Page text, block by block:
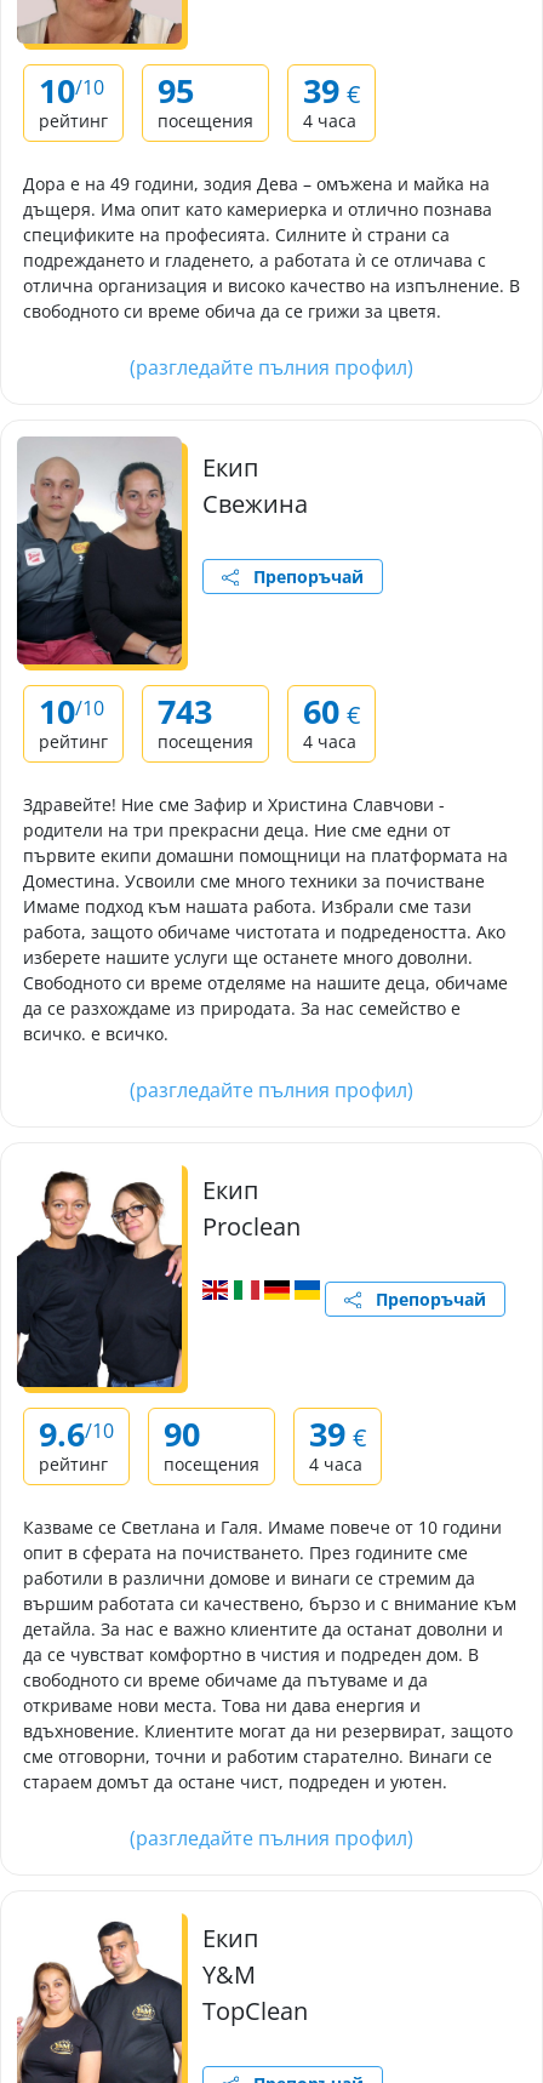
10/10
рейтинг
95
посещения
39 €
4 часа
Дора е на 49 години, зодия Дева – омъжена и майка на
дъщеря. Има опит като камериерка и отлично познава
спецификите на професията. Силните ѝ страни са
подреждането и гладенето, а работата ѝ се отличава с
отлична организация и високо качество на изпълнение. В
свободното си време обича да се грижи за цветя.
(разгледайте пълния профил)
Екип
Свежина
Препоръчай
10/10
рейтинг
743
посещения
60 €
4 часа
Здравейте! Ние сме Зафир и Христина Славчови -
родители на три прекрасни деца. Ние сме едни от
първите екипи домашни помощници на платформата на
Доместина. Усвоили сме много техники за почистване
Имаме подход към нашата работа. Избрали сме тази
работа, защото обичаме чистотата и подредеността. Ако
изберете нашите услуги ще останете много доволни.
Свободното си време отделяме на нашите деца, обичаме
да се разхождаме из природата. За нас семейство е
всичко. е всичко.
(разгледайте пълния профил)
Екип
Proclean
Препоръчай
9.6/10
рейтинг
90
посещения
39 €
4 часа
Казваме се Светлана и Галя. Имаме повече от 10 години
опит в сферата на почистването. През годините сме
работили в различни домове и винаги се стремим да
вършим работата си качествено, бързо и с внимание към
детайла. За нас е важно клиентите да останат доволни и
да се чувстват комфортно в чистия и подреден дом. В
свободното си време обичаме да пътуваме и да
откриваме нови места. Това ни дава енергия и
вдъхновение. Клиентите могат да ни резервират, защото
сме отговорни, точни и работим старателно. Винаги се
стараем домът да остане чист, подреден и уютен.
(разгледайте пълния профил)
Екип
Y&M
TopClean